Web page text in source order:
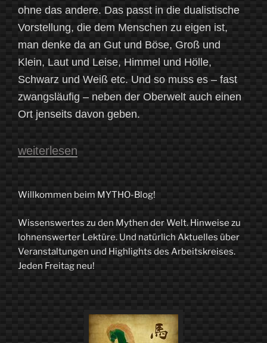
ohne das andere. Das passt in die dualistische
Vorstellung, die dem Menschen zu eigen ist,
man denke da an Gut und Böse, Groß und
Klein, Laut und Leise, Himmel und Hölle,
Schwarz und Weiß etc. Und so muss es – fast
zwangsläufig – neben der Oberwelt auch einen
Ort jenseits davon geben.
„„Leicht
der
zur
Unterwelt“
–
weiterlesen
Willkommen beim MYTHO-Blog!
Wissenswertes zu den Mythen der Welt. Hinweise zu
lohnenswerter Lektüre. Und natürlich Aktuelles über
Veranstaltungen und Highlights des Arbeitskreises.
Jeden Freitag neu!